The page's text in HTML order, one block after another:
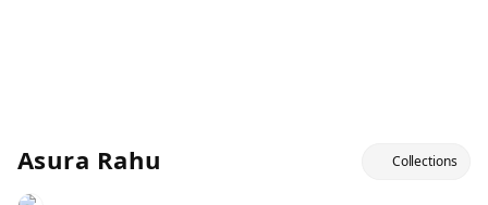
Asura Rahu Collections